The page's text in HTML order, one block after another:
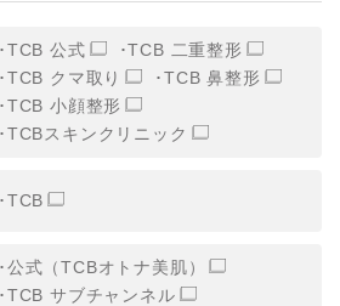
TCB 公式
TCB 二重整形
TCB クマ取り
TCB 鼻整形
TCB 小顔整形
TCBスキンクリニック
TCB
公式（TCBオトナ美肌）
TCB サブチャンネル